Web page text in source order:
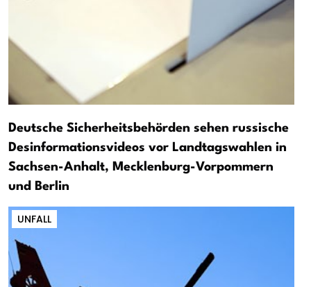
Deutsche Sicherheitsbehörden sehen russische
Desinformationsvideos vor Landtagswahlen in
Sachsen-Anhalt, Mecklenburg-Vorpommern
und Berlin
UNFALL